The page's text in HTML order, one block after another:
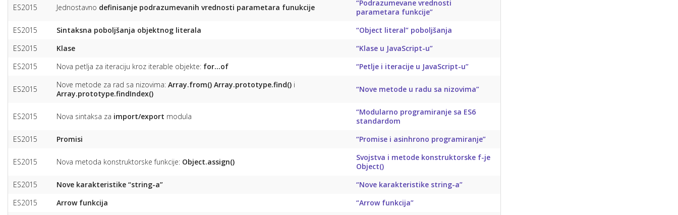
ES2015 Jednostavno definisanje podrazumevanih vrednosti parametara funukcije
“Podrazumevane vrednosti
parametara funkcije”
ES2015
Sintaksna poboljšanja objektnog literala
“Object literal” poboljšanja
ES2015
Klase
“Klase u JavaScript-u”
ES2015
Nova petlja za iteraciju kroz iterable objekte: for…of “Petlje i iteracije u JavaScript-u”
ES2015 Nove metode za rad sa nizovima: Array.from() Array.prototype.find() i
Array.prototype.findIndex()
“Nove metode u radu sa nizovima”
ES2015 Nova sintaksa za import/export modula
“Modularno programiranje sa ES6
standardom
ES2015
Promisi “Promise i asinhrono programiranje”
ES2015 Nova metoda konstruktorske funkcije: Object.assign()
Svojstva i metode konstruktorske f-je
Object()
ES2015
Nove karakteristike “string-a”
“Nove karakteristike string-a”
ES2015
Arrow funkcija “Arrow funkcija”